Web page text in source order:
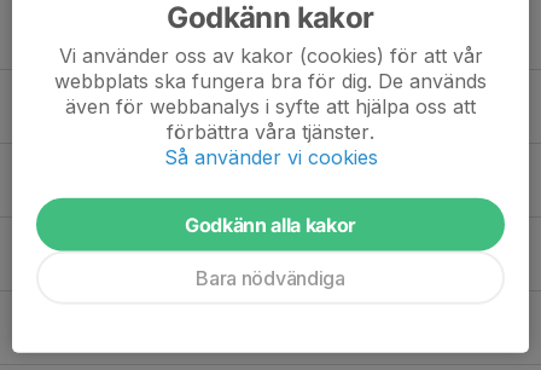
12. Anton Palmqvist
13. Christos Abdulahad
15. Martin Pules
Godkänn kakor
Vi använder oss av kakor (cookies) för att vår
webbplats ska fungera bra för dig. De används
även för webbanalys i syfte att hjälpa oss att
förbättra våra tjänster.
Så använder vi cookies
Godkänn alla kakor
Bara nödvändiga